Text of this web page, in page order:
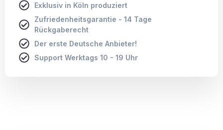
Exklusiv in Köln produziert
Zufriedenheitsgarantie - 14 Tage
Rückgaberecht
Der erste Deutsche Anbieter!
Support Werktags 10 - 19 Uhr